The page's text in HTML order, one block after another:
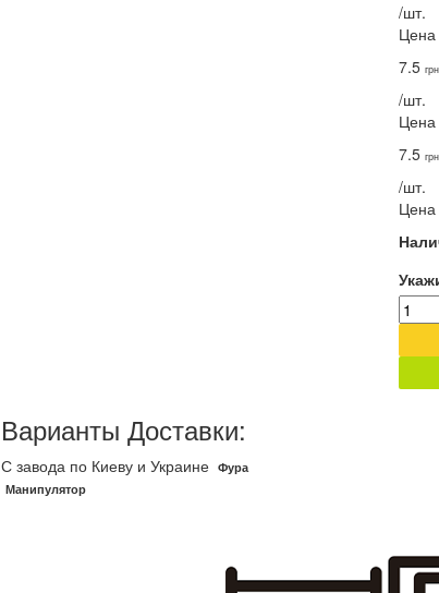
/шт.
Цена
7.5
/шт.
7.5
/шт.
Цена
Варианты Доставки:
С завода по Киеву и Украине Фура
Манипулятор